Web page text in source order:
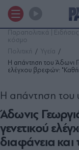
Παραπολιτικά |
κόσμο
Πολιτική
Υγεία
Η απάντηση του Άδωνι
ελέγχου βρεφών:
Άδωνις
γενετικού
διαφάνεια
Η απάντηση του